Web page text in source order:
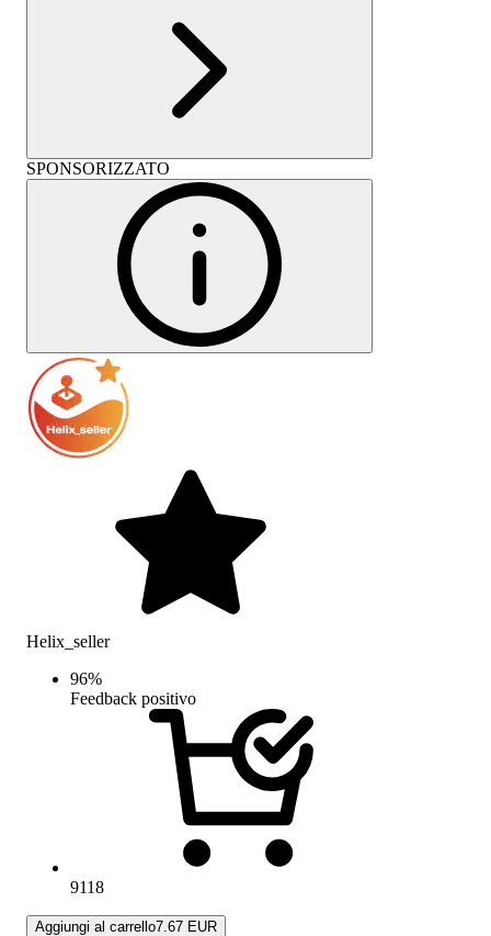
SPONSORIZZATO
Helix_seller
96%
Feedback positivo
9118
Aggiungi al carrello7.67 EUR